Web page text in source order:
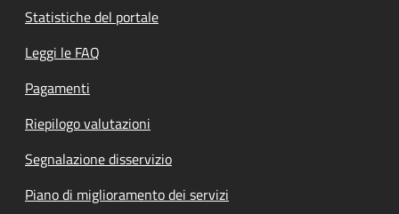
Statistiche del portale
Leggi le FAQ
Pagamenti
Riepilogo valutazioni
Segnalazione disservizio
Piano di miglioramento dei servizi